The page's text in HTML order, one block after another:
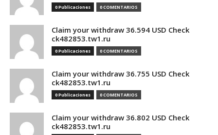
0 Publicaciones 0 COMENTARIOS
Claim your withdraw 36.594 USD Check
ck482853.tw1.ru
0 Publicaciones 0 COMENTARIOS
Claim your withdraw 36.755 USD Check
ck482853.tw1.ru
0 Publicaciones 0 COMENTARIOS
Claim your withdraw 36.802 USD Check
ck482853.tw1.ru